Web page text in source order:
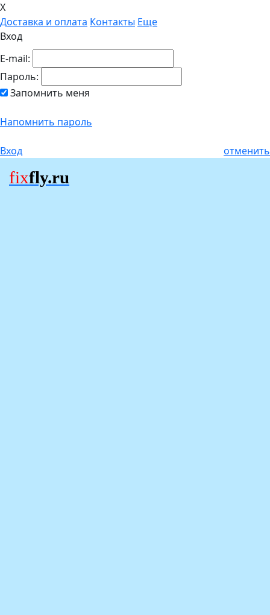
X
Доставка и оплата Контакты Еще
Вход
E-mail:
Пароль:
Запомнить меня
Напомнить пароль
Вход отменить
fixfly.ru